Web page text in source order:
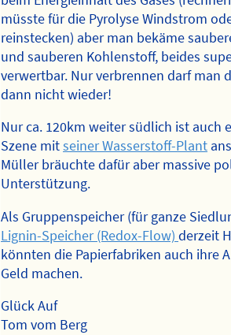
müsste für die Pyrolyse Windstrom
reinstecken) aber man bekäme
und sauberen Kohlenstoff, beides
verwertbar. Nur verbrennen darf man
dann nicht wieder!
Nur ca. 120km weiter südlich ist auch
Szene mitseiner Wasserstoff-Plant
Müller bräuchte dafür aber massive
Unterstützung.
Als Gruppenspeicher (für ganze
Lignin-Speicher (Redox-Flow)derzeit
könnten die Papierfabriken auch ihre
Geld machen.
Glück Auf
Tom vom Berg